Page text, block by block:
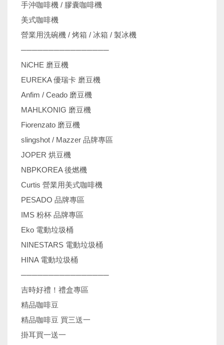
手沖咖啡機 / 膠囊咖啡機
美式咖啡機
營業用洗碗機 / 烤箱 / 冰箱 / 製冰機
────────────────
NiCHE 磨豆機
EUREKA 優瑞卡 磨豆機
Anfim / Ceado 磨豆機
MAHLKONIG 磨豆機
Fiorenzato 磨豆機
slingshot / Mazzer 品牌專區
JOPER 烘豆機
NBPKOREA 後燃機
Curtis 營業用美式咖啡機
PESADO 品牌專區
IMS 粉杯 品牌專區
Eko 電動垃圾桶
NINESTARS 電動垃圾桶
HINA 電動垃圾桶
────────────────
吉時好禮！禮盒專區
精品咖啡豆
精品咖啡豆 買三送一
掛耳買一送一